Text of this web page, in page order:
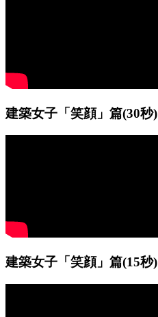
建築女子「笑顔」篇(30秒)
建築女子「笑顔」篇(15秒)